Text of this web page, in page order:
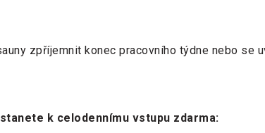
zpříjemnit konec pracovního týdne nebo se
k celodennímu vstupu zdarma: